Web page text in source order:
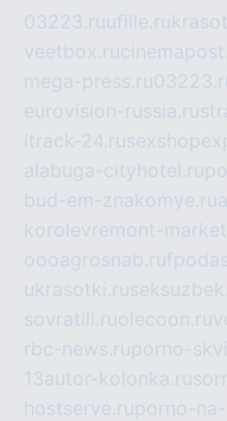
03223.ruufille.ru
veetbox.ru
mega-press.ru
eurovision-russia.ru
itrack-24.ru
alabuga-cityhotel.ru
bud-em-znakomye.ru
korolevremont-
oooagrosnab.ru
ukrasotki.ru
sovratili.ruolecoon.ru
rbc-news.ruporno-
13autor-kolonka.ru
hostserve.ruporno-